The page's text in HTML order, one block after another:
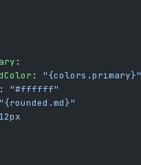
:
: "{colors.primary}"
: "#ffffff"
"{rounded.md}"
12px